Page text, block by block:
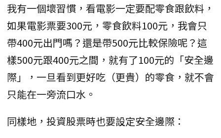
我有一個壞習慣，看電影一定要配零食跟飲料，
如果電影票要300元，零食飲料100元，我會只
帶400元出門嗎？還是帶500元比較保險呢？這
樣500元跟400元之間，就有了100元的「安全邊
際」，一旦看到更好吃（更貴）的零食，就不會
只能在一旁流口水。
同樣地，投資股票時也要設定安全邊際：